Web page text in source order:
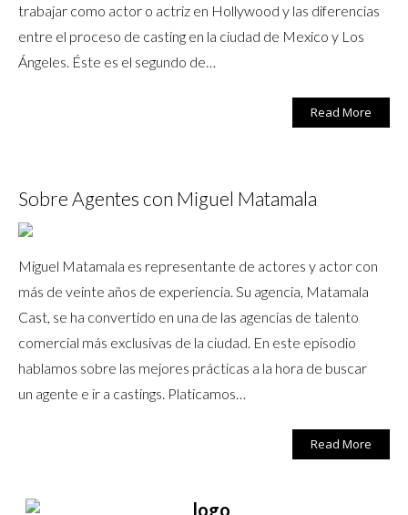
trabajar como actor o actriz en Hollywood y las diferencias
entre el proceso de casting en la ciudad de Mexico y Los
Ángeles. Éste es el segundo de…
Read More
Sobre Agentes con Miguel Matamala
Miguel Matamala es representante de actores y actor con
más de veinte años de experiencia. Su agencia, Matamala
Cast, se ha convertido en una de las agencias de talento
comercial más exclusivas de la ciudad. En este episodio
hablamos sobre las mejores prácticas a la hora de buscar
un agente e ir a castings. Platicamos…
Read More